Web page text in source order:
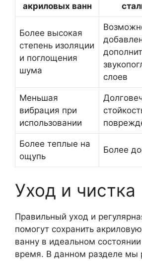
акриловых ванн
Более высокая
степень изоляции
и поглощения
шума
слоев
Меньшая
вибрация при
использовании
Более теплые на
ощупь
Более
Уход и чистка
Правильный уход и
помогут сохранить
ванну в идеальном
время. В данном разделе мы